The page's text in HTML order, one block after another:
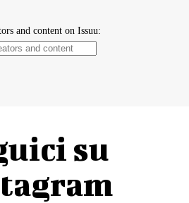
su